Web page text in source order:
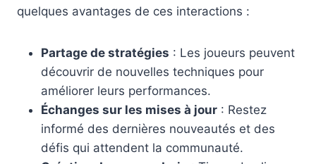
quelques avantages de ces interactions :
Partage de stratégies : Les joueurs peuvent
découvrir de nouvelles techniques pour
améliorer leurs performances.
Échanges sur les mises à jour : Restez
informé des dernières nouveautés et des
défis qui attendent la communauté.